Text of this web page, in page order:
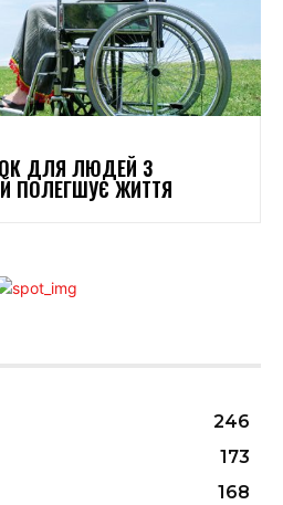
ДЛЯ ЛЮДЕЙ З
ПОЛЕГШУЄ ЖИТТЯ
246
173
168